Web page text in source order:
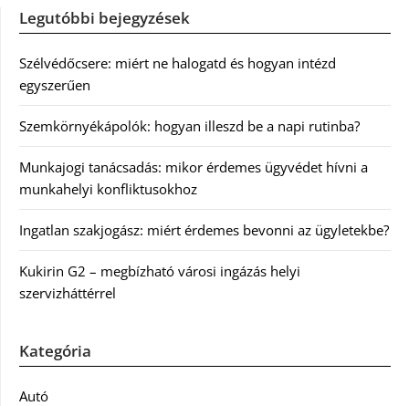
Legutóbbi bejegyzések
Szélvédőcsere: miért ne halogatd és hogyan intézd
egyszerűen
Szemkörnyékápolók: hogyan illeszd be a napi rutinba?
Munkajogi tanácsadás: mikor érdemes ügyvédet hívni a
munkahelyi konfliktusokhoz
Ingatlan szakjogász: miért érdemes bevonni az ügyletekbe?
Kukirin G2 – megbízható városi ingázás helyi
szervizháttérrel
Kategória
Autó